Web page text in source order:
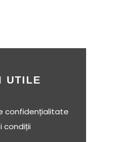
UTILE
confidențialitate
condiții